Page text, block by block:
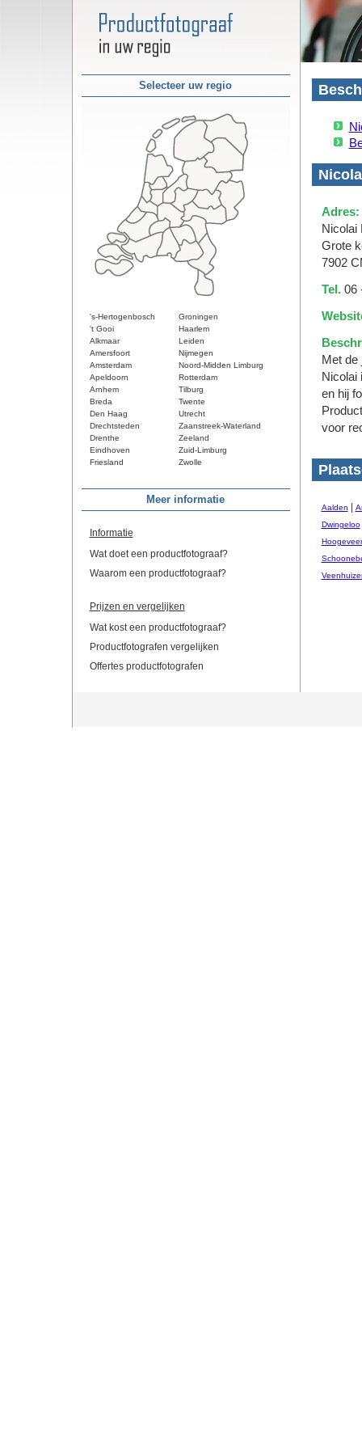
Selecteer uw regio
's-Hertogenbosch
Groningen
't Gooi
Haarlem
Alkmaar
Leiden
Amersfoort
Nijmegen
Amsterdam
Noord-Midden Limburg
Apeldoorn
Rotterdam
Arnhem
Tilburg
Breda
Twente
Den Haag
Utrecht
Drechtsteden
Zaanstreek-Waterland
Drenthe
Zeeland
Eindhoven
Zuid-Limburg
Friesland
Zwolle
Meer informatie
Informatie
Wat doet een productfotograaf?
Waarom een productfotograaf?
Prijzen en vergelijken
Wat kost een productfotograaf?
Productfotografen vergelijken
Offertes productfotografen
Adres:
Nicolai
Grote
7902
Tel.06
Met de
Nicolai
en hij
voor
Aalden
Dwingeloo